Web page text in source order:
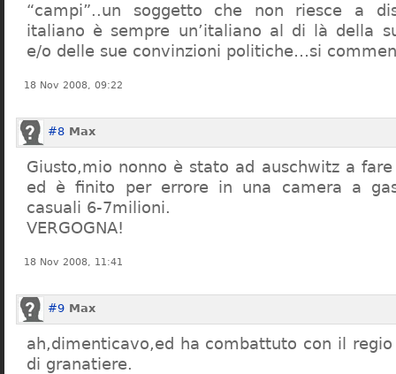
“campi”..un soggetto che non riesce a
italiano è sempre un’italiano al di là della
e/o delle sue convinzioni politiche…si
18 Nov 2008, 09:22
#8 Max
Giusto,mio nonno è stato ad auschwitz a
ed è finito per errore in una camera a
casuali 6-7milioni.
VERGOGNA!
18 Nov 2008, 11:41
#9 Max
ah,dimenticavo,ed ha combattuto con il
di granatiere.